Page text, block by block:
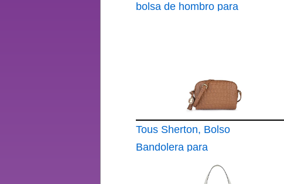
bolsa de hombro para
Tous Sherton, Bolso
Bandolera para